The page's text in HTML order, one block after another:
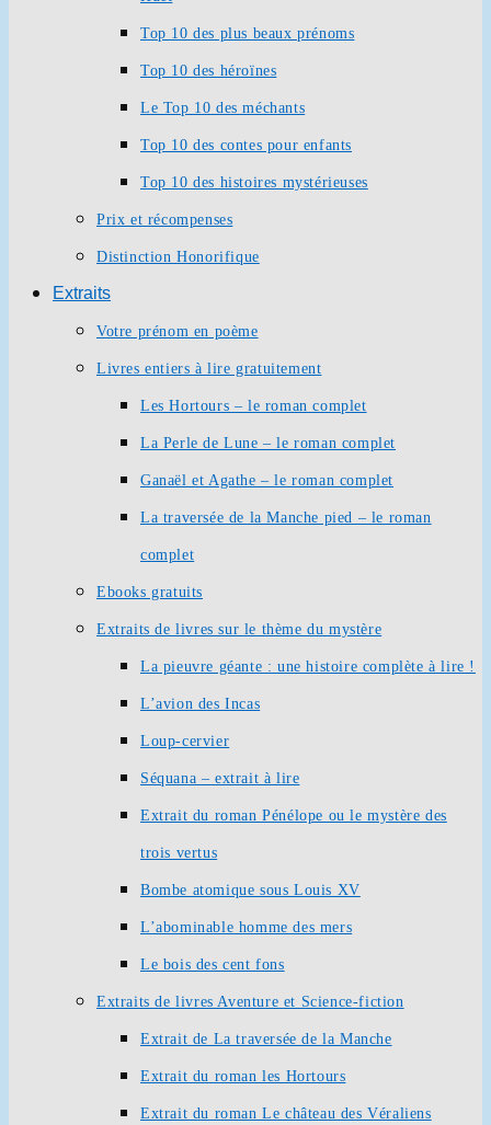
Top 10 des plus beaux prénoms
Top 10 des héroïnes
Le Top 10 des méchants
Top 10 des contes pour enfants
Top 10 des histoires mystérieuses
Prix et récompenses
Distinction Honorifique
Extraits
Votre prénom en poème
Livres entiers à lire gratuitement
Les Hortours – le roman complet
La Perle de Lune – le roman complet
Ganaël et Agathe – le roman complet
La traversée de la Manche pied – le roman
complet
Ebooks gratuits
Extraits de livres sur le thème du mystère
La pieuvre géante : une histoire complète à lire !
L’avion des Incas
Loup-cervier
Séquana – extrait à lire
Extrait du roman Pénélope ou le mystère des
trois vertus
Bombe atomique sous Louis XV
L’abominable homme des mers
Le bois des cent fons
Extraits de livres Aventure et Science-fiction
Extrait de La traversée de la Manche
Extrait du roman les Hortours
Extrait du roman Le château des Véraliens